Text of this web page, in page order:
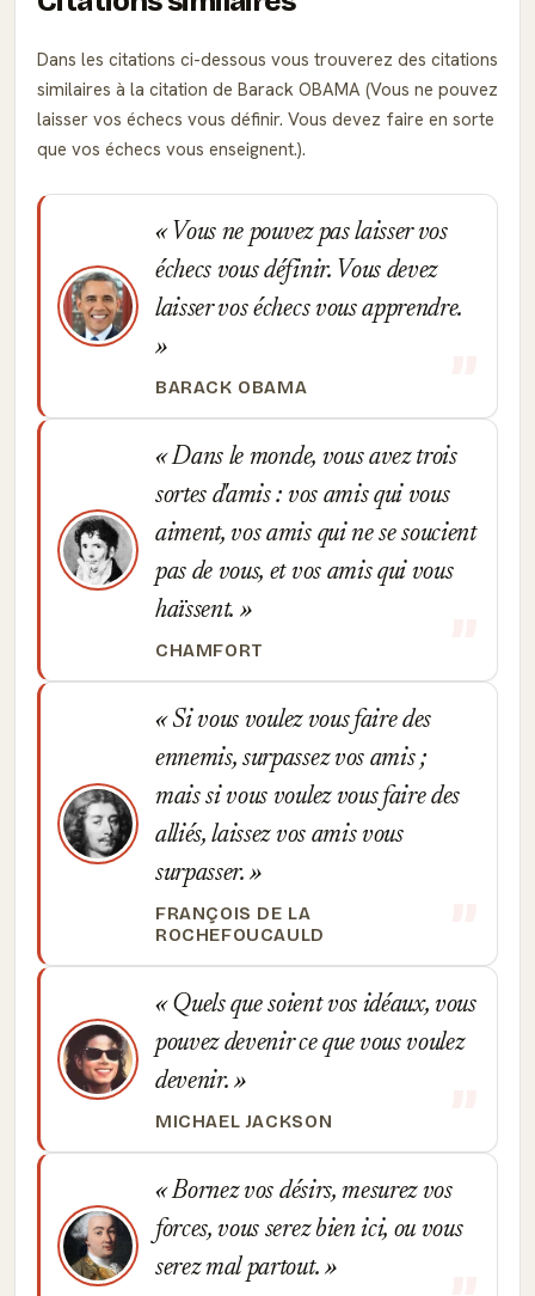
Dans les citations ci-dessous vous trouverez des citations
similaires à la citation de Barack OBAMA (Vous ne pouvez
laisser vos échecs vous définir. Vous devez faire en sorte
que vos échecs vous enseignent.).
Vous ne pouvez pas laisser vos
échecs vous définir. Vous devez
laisser vos échecs vous apprendre.
BARACK OBAMA
Dans le monde, vous avez trois
sortes d'amis : vos amis qui vous
aiment, vos amis qui ne se soucient
pas de vous, et vos amis qui vous
haïssent.
CHAMFORT
Si vous voulez vous faire des
ennemis, surpassez vos amis ;
mais si vous voulez vous faire des
alliés, laissez vos amis vous
surpasser.
FRANÇOIS DE LA
ROCHEFOUCAULD
Quels que soient vos idéaux, vous
pouvez devenir ce que vous voulez
devenir.
MICHAEL JACKSON
Bornez vos désirs, mesurez vos
forces, vous serez bien ici, ou vous
serez mal partout.